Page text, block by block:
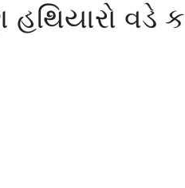
હથિયારો વડે